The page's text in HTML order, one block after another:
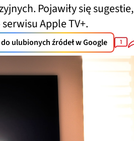
Pojawiły się sugestie,
Apple TV+.
ulubionych źródeł w Google 1